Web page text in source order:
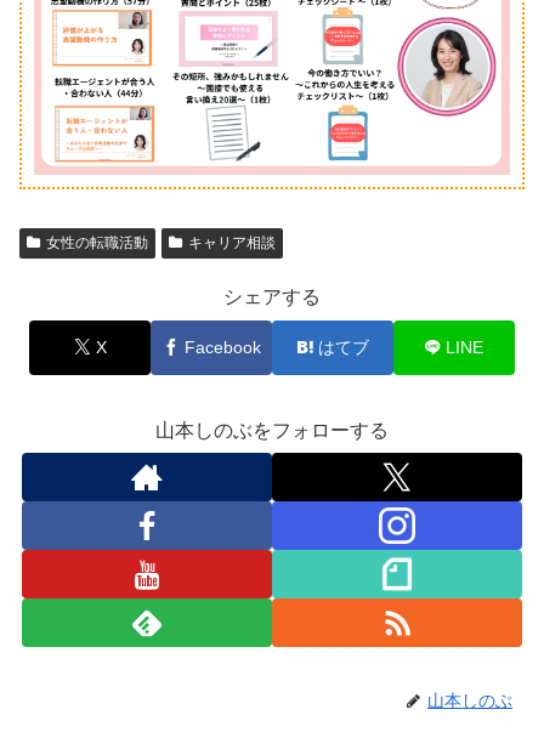
女性の転職活動 キャリア相談
シェアする
X Facebook はてブ LINE
山本しのぶをフォローする
山本しのぶ